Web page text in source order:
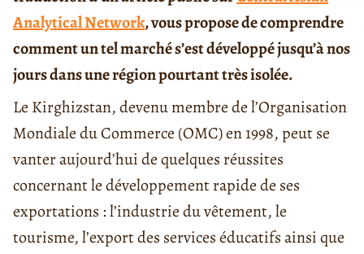
Analytical Network, vous propose de comprendre
comment un tel marché s’est développé jusqu’à nos
jours dans une région pourtant très isolée.
Le Kirghizstan, devenu membre de l’Organisation
Mondiale du Commerce (OMC) en 1998, peut se
vanter aujourd’hui de quelques réussites
concernant le développement rapide de ses
exportations : l’industrie du vêtement, le
tourisme, l’export des services éducatifs ainsi que